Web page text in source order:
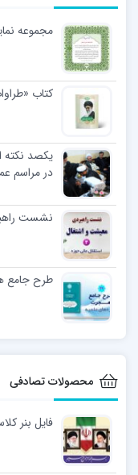
مجموعه
کتاب
یکصد نکته
در مراسم
نشست
طرح جامع
محصولات تصادفی
فایل بنر